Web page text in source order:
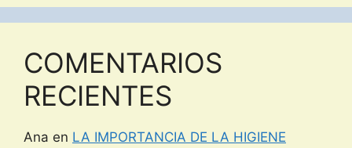
COMENTARIOS
RECIENTES
Ana en LA IMPORTANCIA DE LA HIGIENE